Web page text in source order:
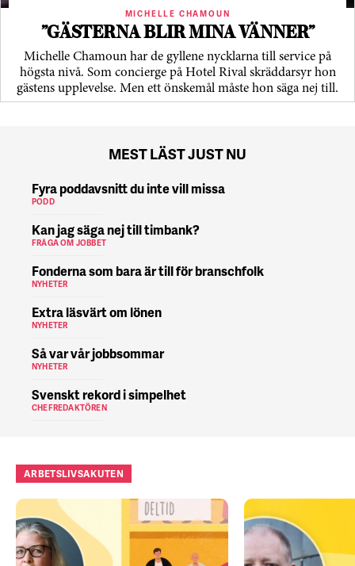
MICHELLE CHAMOUN
”GÄSTERNA BLIR MINA VÄNNER”
Michelle Chamoun har de gyllene nycklarna till service på
högsta nivå. Som concierge på Hotel Rival skräddarsyr hon
gästens upp­levelse. Men ett önskemål måste hon säga nej till.
MEST LÄST JUST NU
Fyra poddavsnitt du inte vill missa
PODD
Kan jag säga nej till timbank?
FRÅGA OM JOBBET
Fonderna som bara är till för branschfolk
NYHETER
Extra läsvärt om lönen
NYHETER
Så var vår jobbsommar
NYHETER
Svenskt rekord i simpelhet
CHEFREDAKTÖREN
ARBETSLIVSAKUTEN